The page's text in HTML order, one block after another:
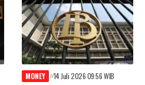
MONEY 14 Juli 2026 09:56 WIB